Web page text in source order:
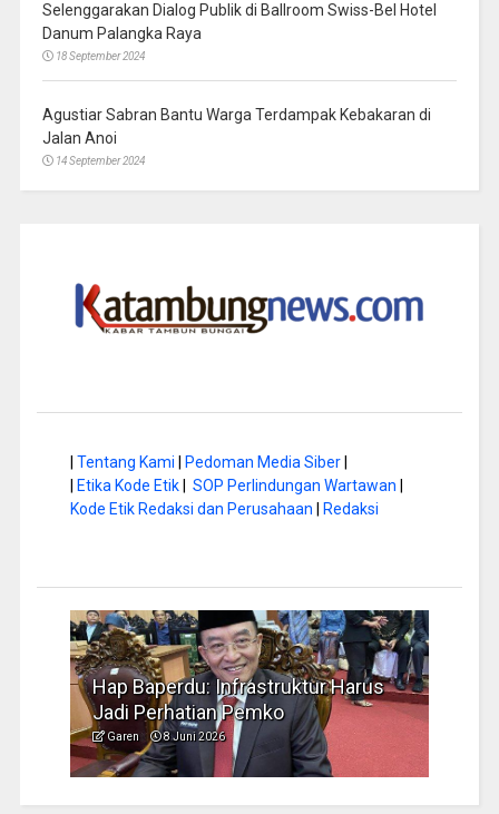
Selenggarakan Dialog Publik di Ballroom Swiss-Bel Hotel
Danum Palangka Raya
18 September 2024
Agustiar Sabran Bantu Warga Terdampak Kebakaran di
Jalan Anoi
14 September 2024
Tentang Kami Pedoman Media Siber|
Etika Kode Etik| SOP Perlindungan Wartawan
Kode Etik Redaksi dan Perusahaan
Redaksi
Hap Baperdu: Infrastruktur Harus
Jadi Perhatian Pemko
Garen 8 Juni 2026